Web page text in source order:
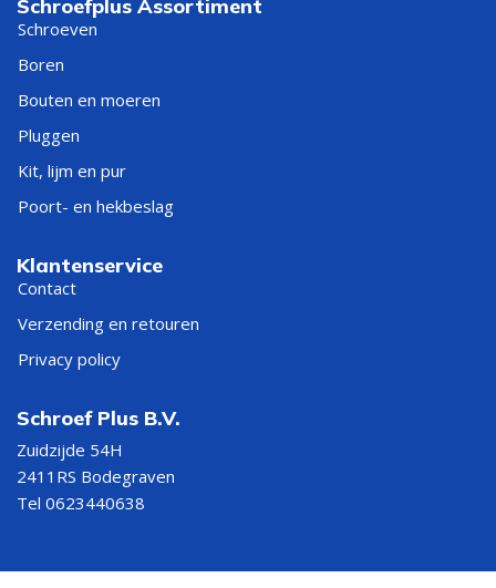
Schroefplus Assortiment
Schroeven
Boren
Bouten en moeren
Pluggen
Kit, lijm en pur
Poort- en hekbeslag
Klantenservice
Contact
Verzending en retouren
Privacy policy
Schroef Plus B.V.
Zuidzijde 54H
2411RS Bodegraven
Tel 0623440638